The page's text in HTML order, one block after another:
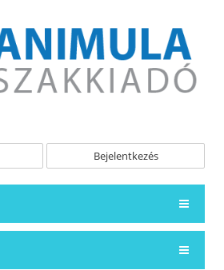
Bejelentkezés